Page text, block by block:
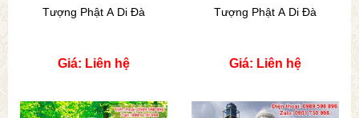
Tượng Phật A Di Đà
Giá: Liên hệ
Tượng Phật A Di Đà
Giá: Liên hệ